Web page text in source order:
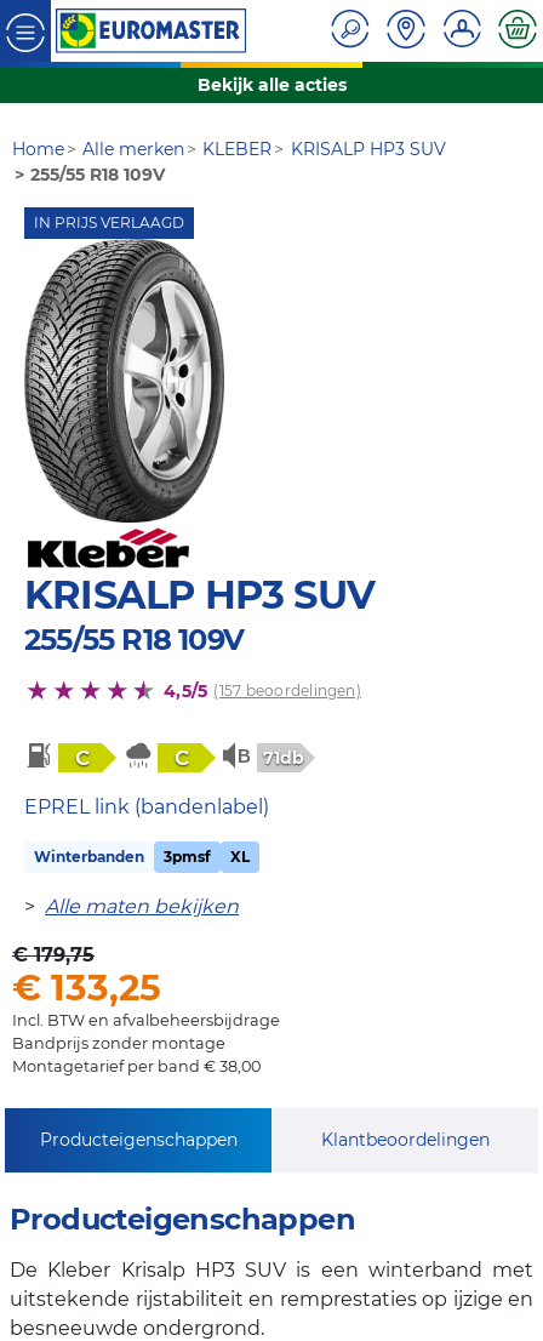
Bekijk alle acties
Home Alle merken KLEBER
KRISALP HP3 SUV
255/55 R18 109V
IN PRIJS VERLAAGD
KRISALP HP3 SUV
255/55 R18 109V
4,5/5 (157 beoordelingen)
C C 71db
EPREL link (bandenlabel)
Winterbanden 3pmsf XL
> Alle maten bekijken
€ 179,75
€ 133,25
Incl. BTW en afvalbeheersbijdrage
Bandprijs zonder montage
Montagetarief per band € 38,00
Producteigenschappen Klantbeoordelingen
Producteigenschappen
De Kleber Krisalp HP3 SUV is een winterband met
uitstekende rijstabiliteit en remprestaties op ijzige en
besneeuwde ondergrond.